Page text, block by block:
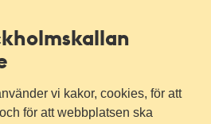
vi kakor, cookies, för att
för att webbplatsen ska